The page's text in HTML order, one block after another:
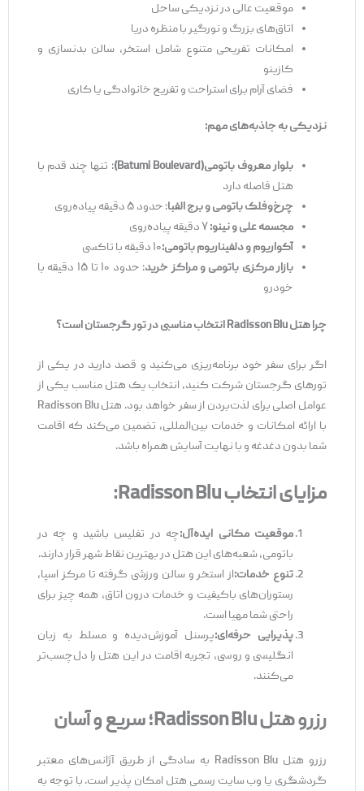
موقعیت عالی در نزدیکی ساحل
اتاق‌های بزرگ و نورگیر با منظره دریا
امکانات تفریحی متنوع شامل استخر، سالن بدنسازی و
کازینو
فضای آرام برای استراحت و تفریح خانوادگی یا کاری
نزدیکی به جاذبه‌های مهم:
بلوار معروف باتومی(Batumi Boulevard)
: تنها چند قدم با
هتل فاصله دارد
چرخ‌وفلک باتومی و برج الفبا: حدود ۵ دقیقه پیاده‌روی
مجسمه علی و نینو:۷ دقیقه پیاده‌روی
آکواریوم و دلفیناریوم باتومی:۱۰ دقیقه با تاکسی
بازار مرکزی باتومی و مراکز خرید
: حدود ۱۰ تا ۱۵ دقیقه با
خودرو
چرا هتلRadisson Blu انتخاب مناسبی در تور گرجستان است؟
اگر برای سفر خود برنامه‌ریزی می‌کنید و قصد دارید در یکی از
تورهای گرجستان شرکت کنید، انتخاب یک هتل مناسب یکی از
عوامل اصلی برای لذت‌بردن از سفر خواهد بود. هتل Radisson Blu
با ارائه امکانات و خدمات بین‌المللی، تضمین می‌کند که اقامت
شما بدون دغدغه و با نهایت آسایش همراه باشد.
مزایای انتخابRadisson Blu:
موقعیت مکانی ایده‌آل:چه در تفلیس باشید و چه در
باتومی، شعبه‌های این هتل در بهترین نقاط شهر قرار دارند.
تنوع خدمات:از استخر و سالن ورزشی گرفته تا مرکز اسپا،
رستوران‌های باکیفیت و خدمات درون اتاق، همه چیز برای
راحتی شما مهیا است.
پذیرایی حرفه‌ای:پرسنل آموزش‌دیده و مسلط به زبان
انگلیسی و روسی، تجربه اقامت در این هتل را دل‌چسب‌تر
می‌کنند.
رزرو هتلRadisson Blu ؛ سریع و آسان
رزرو هتل Radisson Blu به ‌سادگی از طریق آژانس‌های معتبر
گردشگری یا وب ‌سایت رسمی هتل امکان ‌پذیر است. با توجه به